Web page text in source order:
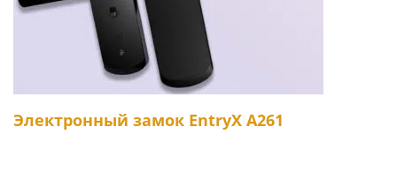
Электронный замок EntryX A261